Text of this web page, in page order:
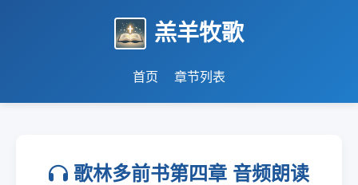
羔羊牧歌
首页 章节列表
歌林多前书第四章 音频朗读